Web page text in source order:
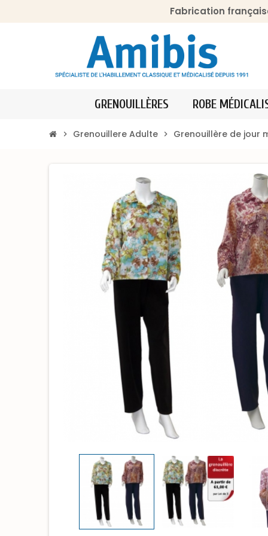
Fabrication
GRENOUILLÈRES ROBE
chevron_right Grenouillere Adulte chevron_right Grenouillère de jour